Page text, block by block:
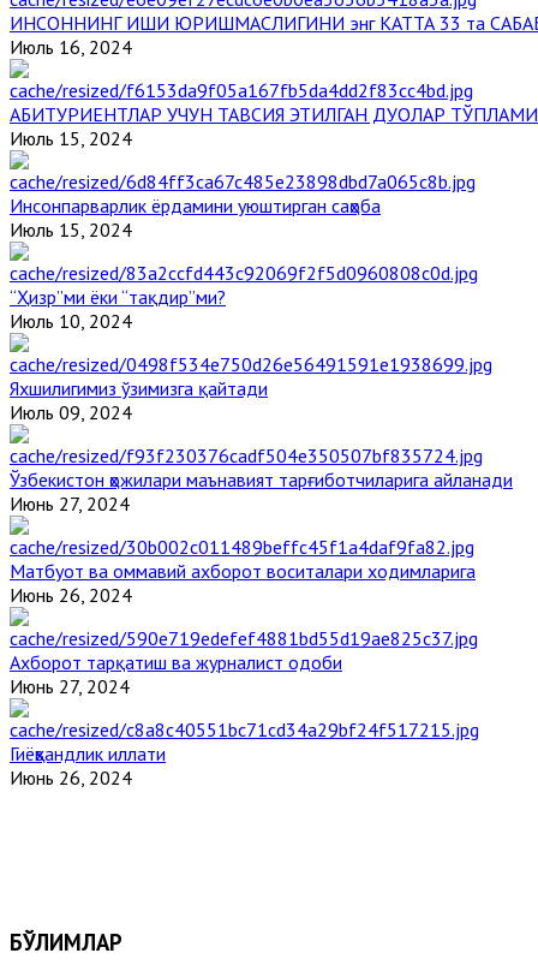
ИНСОННИНГ ИШИ ЮРИШМАСЛИГИНИ энг КАТТА 33 та
Июль 16, 2024
АБИТУРИЕНТЛАР УЧУН ТАВСИЯ ЭТИЛГАН ДУОЛАР ТЎПЛАМИ
Июль 15, 2024
Инсонпарварлик ёрдамини уюштирган саҳоба
Июль 15, 2024
“Ҳизр”ми ёки “тақдир”ми?
Июль 10, 2024
Яхшилигимиз ўзимизга қайтади
Июль 09, 2024
Ўзбекистон ҳожилари маънавият тарғиботчиларига айланади
Июнь 27, 2024
Матбуот ва оммавий ахборот воситалари ходимларига
Июнь 26, 2024
Ахборот тарқатиш ва журналист одоби
Июнь 27, 2024
Гиёҳвандлик иллати
Июнь 26, 2024
БЎЛИМЛАР